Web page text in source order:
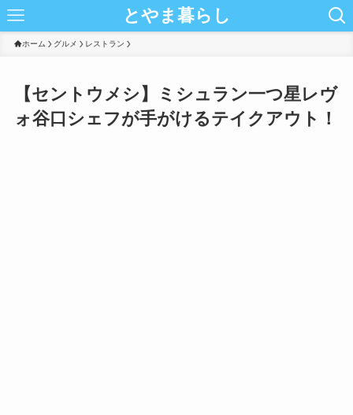
とやま暮らし
ホーム グルメ レストラン
【セントウメシ】ミシュラン一つ星レヴ
ォ谷口シェフが手がけるテイクアウト！